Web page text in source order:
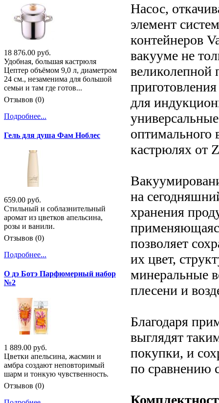
Насос,
элемент
контейнеров
вакууме не
великолепной
для
оптимального
кастрюлях от
на
хранения
позволяет
их цвет,
минеральные
плесени и
Благодаря
выглядят
покупки, и
по сравнению
18 876.00 руб.
Удобная, большая кастрюля
Цептер объёмом 9,0 л, диаметром
24 см., незаменима для большой
семьи и там где готов...
Отзывов (0)
Подробнее...
Гель для душа Фам Ноблес
659.00 руб.
Стильный и соблазнительный
аромат из цветков апельсина,
розы и ванили.
Отзывов (0)
Подробнее...
О дэ Ботэ Парфюмерный набор
№2
1 889.00 руб.
Цветки апельсина, жасмин и
амбра создают неповторимый
шарм и тонкую чувственность.
Отзывов (0)